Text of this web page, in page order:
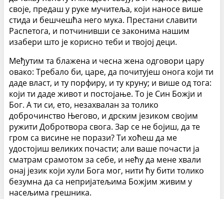
своје, предаш у руке мучитеља, који наносе више
стида и бешчешћа него мука. Престани славити
Распетога, и потчинивши се законима нашим
изабери што је корисно теби и твојој деци.
Међутим та блажена и чесна жена одговори цару
овако: Требало би, царе, да почитујеш онога који ти
даде власт, и ту порфиру, и ту круну; и више од тога:
који ти даде живот и постојање. То је Син Божји и
Бог. А ти си, ето, незахвалан за толико
доброчинство Његово, и дрским језиком својим
ружити Добротвора свога. Зар се не бојиш, да те
гром са висине не порази? Ти хоћеш да ме
удостојиш великих почасти; али ваше почасти ја
сматрам срамотом за себе, и нећу да мене хвали
онај језик који хули Бога мог, нити ћу бити толико
безумна да са непријатељима Божјим живим у
насељима грешника.